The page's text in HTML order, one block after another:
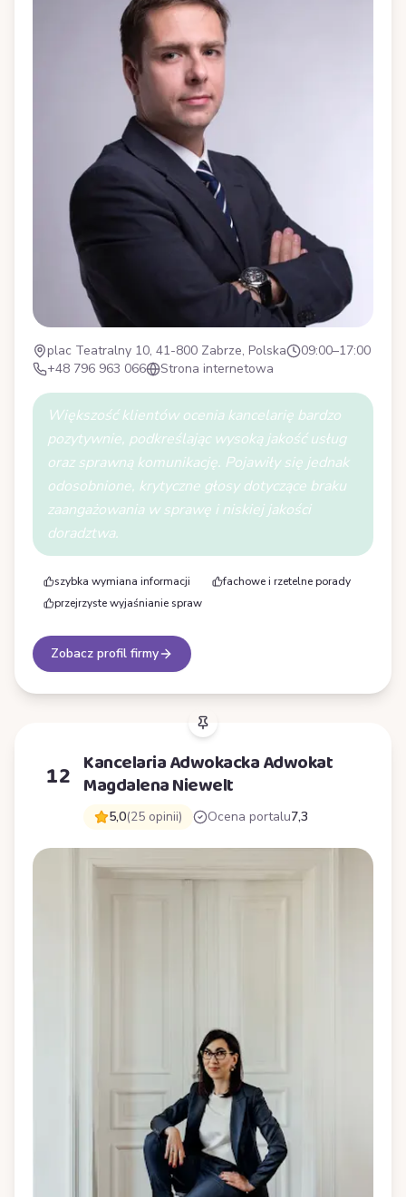
plac Teatralny 10, 41-800 Zabrze, Polska
09:00–17:00
+48 796 963 066
Strona internetowa
Większość klientów ocenia kancelarię bardzo
pozytywnie, podkreślając wysoką jakość usług
oraz sprawną komunikację. Pojawiły się jednak
odosobnione, krytyczne głosy dotyczące braku
zaangażowania w sprawę i niskiej jakości
doradztwa.
szybka wymiana informacji
fachowe i rzetelne porady
przejrzyste wyjaśnianie spraw
Zobacz profil firmy
12 Kancelaria Adwokacka Adwokat
Magdalena Niewelt
5,0(25 opinii) Ocena portalu7,3